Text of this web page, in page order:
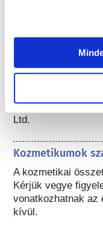
A biztonságos
Claudia Fruijtier-
biztonsági
(2005), 214. szám,
Ltd.
Kozmetikumok
A kozmetikai
Kérjük vegye
vonatkozhatnak az
kívül.